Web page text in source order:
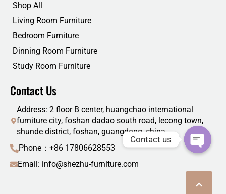
Shop All
Living Room Furniture
Bedroom Furniture
Dinning Room Furniture
Study Room Furniture
Contact Us
Address: 2 floor B center, huangchao international
furniture city, foshan dadao south road, lecong town,
shunde district, foshan, guangdong, china
Phone：+86 17806628553
Email: info@shezhu-furniture.com
Contact us